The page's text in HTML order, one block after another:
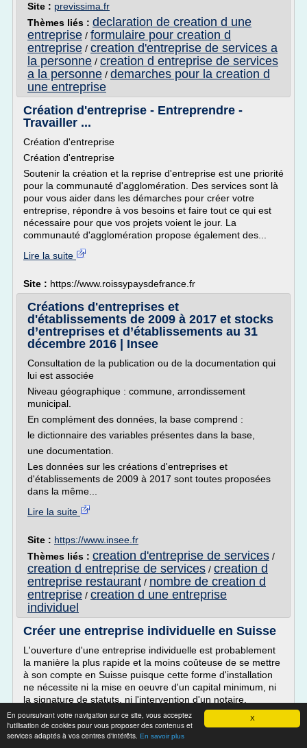
X
En poursuivant votre navigation sur ce site, vous acceptez
l'utilisation de cookies pour vous proposer des contenus et
services adaptés à vos centres d'intérêts. En savoir plus
Site : previssima.fr
Thèmes liés : declaration de creation d une
entreprise / formulaire pour creation d
entreprise / creation d'entreprise de services a
la personne / creation d entreprise de services
a la personne / demarches pour la creation d
une entreprise
Création d'entreprise - Entreprendre -
Travailler ...
Création d'entreprise
Création d'entreprise
Soutenir la création et la reprise d'entreprise est une priorité
pour la communauté d'agglomération. Des services sont là
pour vous aider dans les démarches pour créer votre
entreprise, répondre à vos besoins et faire tout ce qui est
nécessaire pour que vos projets voient le jour. La
communauté d'agglomération propose également des...
Lire la suite
Site : https://www.roissypaysdefrance.fr
Créations d'entreprises et
d'établissements de 2009 à 2017 et stocks
d’entreprises et d’établissements au 31
décembre 2016 | Insee
Consultation de la publication ou de la documentation qui
lui est associée
Niveau géographique : commune, arrondissement
municipal.
En complément des données, la base comprend :
le dictionnaire des variables présentes dans la base,
une documentation.
Les données sur les créations d'entreprises et
d'établissements de 2009 à 2017 sont toutes proposées
dans la même...
Lire la suite
Site : https://www.insee.fr
Thèmes liés : creation d'entreprise de services /
creation d entreprise de services / creation d
entreprise restaurant / nombre de creation d
entreprise / creation d une entreprise
individuel
Créer une entreprise individuelle en Suisse
L'ouverture d'une entreprise individuelle est probablement
la manière la plus rapide et la moins coûteuse de se mettre
à son compte en Suisse puisque cette forme d'installation
ne nécessite ni la mise en oeuvre d'un capital minimum, ni
la signature de statuts, ni l'intervention d'un notaire.
Pour autant, s'il est vrai que cette forme d'installation est
plus rapide et moins coûteuse,...